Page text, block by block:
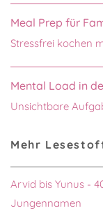
Meal Prep für
Stressfrei kochen
Mental Load in
Unsichtbare
Mehr
Arvid bis Yunus -
Jungennamen